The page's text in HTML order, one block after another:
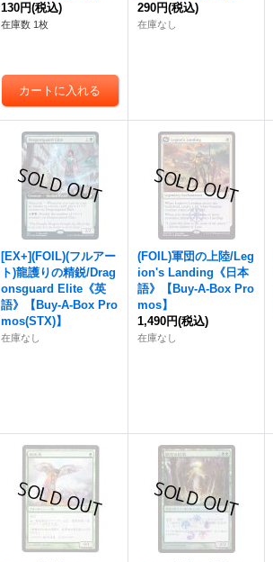
130円(税込)
在庫数 1枚
290円(税込)
在庫なし
[EX+](FOIL)(フルアー
ト)龍護りの精鋭/Drag
onsguard Elite《英
語》【Buy-A-Box Pro
mos(STX)】
在庫なし
(FOIL)軍団の上陸/Leg
ion's Landing《日本
語》【Buy-A-Box Pro
mos】
1,490円(税込)
在庫なし